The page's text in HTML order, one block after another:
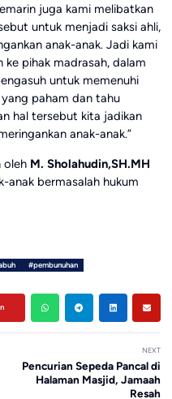
juga kami melibatkan
untuk menjadi saksi ahli,
anak-anak. Jadi kami
pihak madrasah, dalam
untuk memenuhi
paham dan tahu
hal tersebut kita jadikan
anak-anak.”
oleh M. Sholahudin,SH.MH
anak bermasalah hukum
#pembunuhan
NEXT
Pencurian Sepeda Pancal di
Halaman Masjid, Jamaah
Resah